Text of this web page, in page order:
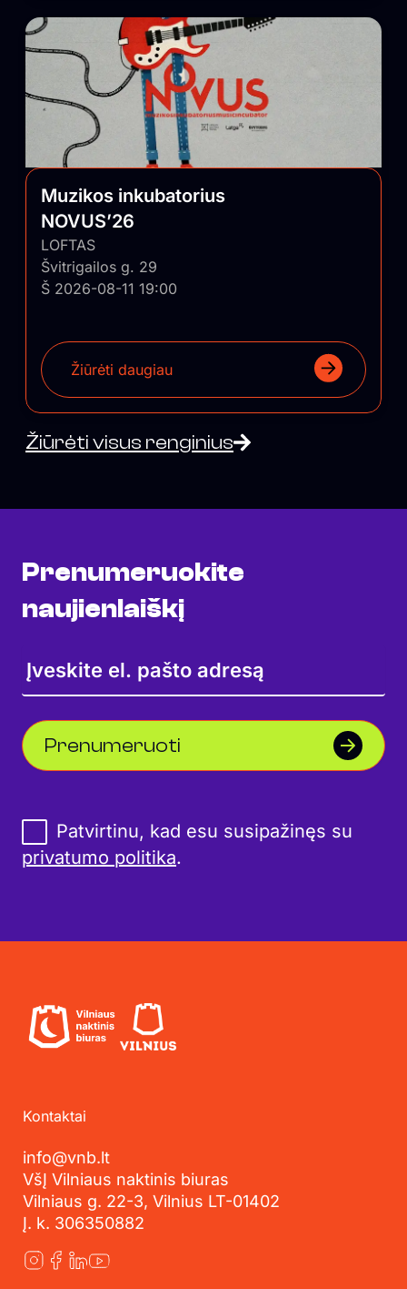
Muzikos inkubatorius
NOVUS’26
LOFTAS
Švitrigailos g. 29
Š 2026-08-11 19:00
Žiūrėti daugiau
Žiūrėti visus renginius
Prenumeruokite
naujienlaiškį
Prenumeruoti
Patvirtinu, kad esu susipažinęs su
privatumo politika.
Kontaktai
info@vnb.lt
VšĮ Vilniaus naktinis biuras
Vilniaus g. 22-3, Vilnius LT-01402
Į. k. 306350882